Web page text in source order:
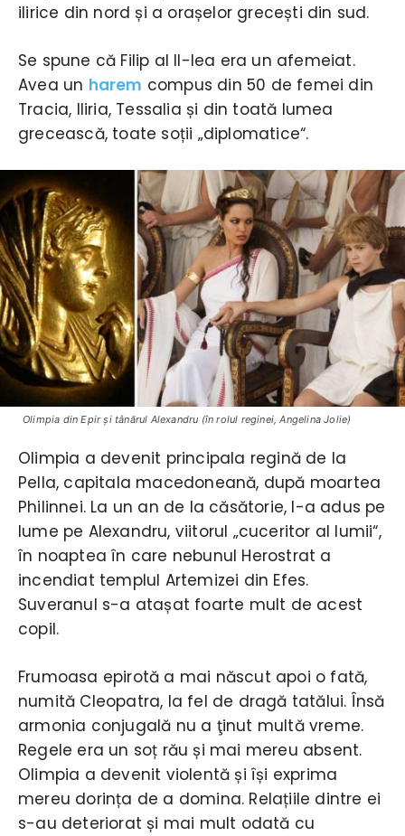
ilirice din nord și a orașelor grecești din sud.
Se spune că Filip al II-lea era un afemeiat.
Avea un harem compus din 50 de femei din
Tracia, Iliria, Tessalia și din toată lumea
grecească, toate soții „diplomatice“.
Olimpia din Epir şi tânărul Alexandru (în rolul reginei, Angelina Jolie)
Olimpia a devenit principala regină de la
Pella, capitala macedoneană, după moartea
Philinnei. La un an de la căsătorie, l-a adus pe
lume pe Alexandru, viitorul „cuceritor al lumii“,
în noaptea în care nebunul Herostrat a
incendiat templul Artemizei din Efes.
Suveranul s-a atașat foarte mult de acest
copil.
Frumoasa epirotă a mai născut apoi o fată,
numită Cleopatra, la fel de dragă tatălui. Însă
armonia conjugală nu a ţinut multă vreme.
Regele era un soț rău și mai mereu absent.
Olimpia a devenit violentă și își exprima
mereu dorința de a domina. Relațiile dintre ei
s-au deteriorat și mai mult odată cu